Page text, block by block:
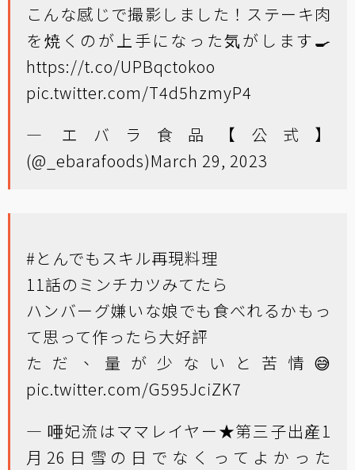
こんな感じで撮影しました！ステーキ肉
を焼くのが上手になった気がします🍳
https://t.co/UPBqctokoo
pic.twitter.com/T4d5hzmyP4
— エバラ食品【公式】
(@_ebarafoods)March 29, 2023
#とんでもスキル再現料理
11話のミンチカツみてたら
ハンバーグ嫌いな娘でも食べれるかもっ
て思って作ったら大好評
ただ、量が少ないと苦情😅
pic.twitter.com/G595JciZK7
— 唖妃流はママレイヤー★第三子出産1
月26日雪の日でなくってよかった